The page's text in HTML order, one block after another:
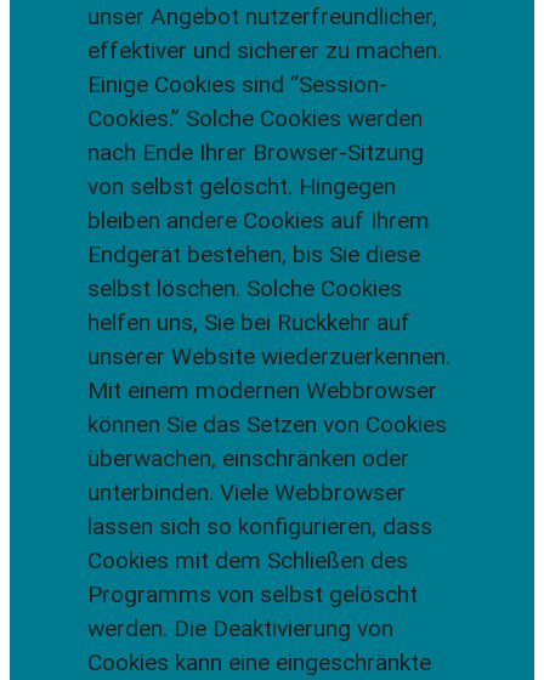
unser Angebot nutzerfreundlicher,
effektiver und sicherer zu machen.
Einige Cookies sind “Session-
Cookies.” Solche Cookies werden
nach Ende Ihrer Browser-Sitzung
von selbst gelöscht. Hingegen
bleiben andere Cookies auf Ihrem
Endgerät bestehen, bis Sie diese
selbst löschen. Solche Cookies
helfen uns, Sie bei Rückkehr auf
unserer Website wiederzuerkennen.
Mit einem modernen Webbrowser
können Sie das Setzen von Cookies
überwachen, einschränken oder
unterbinden. Viele Webbrowser
lassen sich so konfigurieren, dass
Cookies mit dem Schließen des
Programms von selbst gelöscht
werden. Die Deaktivierung von
Cookies kann eine eingeschränkte